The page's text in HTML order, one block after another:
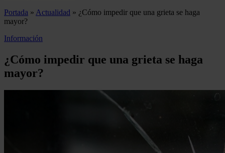
Portada » Actualidad » ¿Cómo impedir que una grieta se haga
mayor?
Información
¿Cómo impedir que una grieta se haga
mayor?